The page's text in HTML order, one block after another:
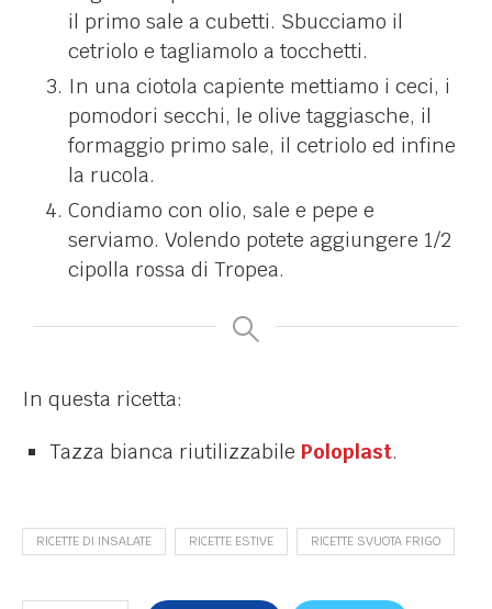
il primo sale a cubetti. Sbucciamo il
cetriolo e tagliamolo a tocchetti.
In una ciotola capiente mettiamo i ceci, i
pomodori secchi, le olive taggiasche, il
formaggio primo sale, il cetriolo ed infine
la rucola.
Condiamo con olio, sale e pepe e
serviamo. Volendo potete aggiungere 1/2
cipolla rossa di Tropea.
In questa ricetta:
Tazza bianca riutilizzabile Poloplast.
RICETTE DI INSALATE RICETTE ESTIVE RICETTE SVUOTA FRIGO